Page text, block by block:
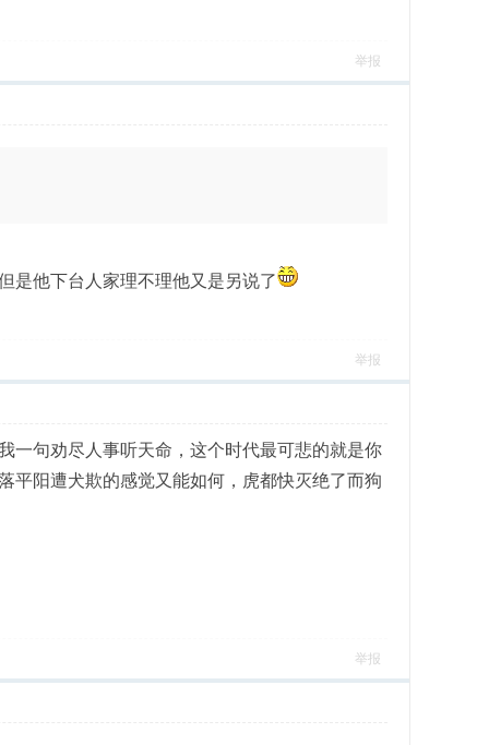
举报
是他下台人家理不理他又是另说了
举报
一句劝尽人事听天命，这个时代最可悲的就是你
平阳遭犬欺的感觉又能如何，虎都快灭绝了而狗
举报